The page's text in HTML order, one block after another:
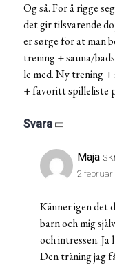
Og så. For å rigge
det gir tilsvarende
er sørge for at man
trening + sauna/
le med. Ny trening
+ favoritt spilleliste
Svara
Maja
2
Känner igen det
barn och mig
och intressen. Ja
Den träning jag